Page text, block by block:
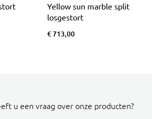
Yellow sun marble split
losgestort
€ 713,00
u een vraag over onze producten?